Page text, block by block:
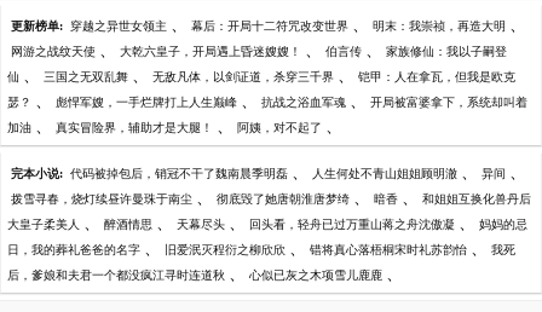
更新榜单: 穿越之异世女领主 、 幕后：开局十二符咒改变世界 、 明末：我崇祯，再造大明 、
网游之战纹天使 、 大乾六皇子，开局遇上昏迷嫂嫂！ 、 伯言传 、 家族修仙：我以子嗣登
仙 、 三国之无双乱舞 、 无敌凡体，以剑证道，杀穿三千界 、 铠甲：人在拿瓦，但我是欧克
瑟？ 、 彪悍军嫂，一手烂牌打上人生巅峰 、 抗战之浴血军魂 、 开局被富婆拿下，系统却叫着
加油 、 真实冒险界，辅助才是大腿！ 、 阿姨，对不起了 、
完本小说: 代码被掉包后，销冠不干了魏南晨季明磊 、 人生何处不青山姐姐顾明澈 、 异间 、
拨雪寻春，烧灯续昼许曼珠于南尘 、 彻底毁了她唐朝淮唐梦绮 、 暗香 、 和姐姐互换化兽丹后
大皇子柔美人 、 醉酒情思 、 天幕尽头 、 回头看，轻舟已过万重山蒋之舟沈傲凝 、 妈妈的忌
日，我的葬礼爸爸的名字 、 旧爱泯灭程衍之柳欣欣 、 错将真心落梧桐宋时礼苏韵怡 、 我死
后，爹娘和夫君一个都没疯江寻时连道秋 、 心似已灰之木项雪儿鹿鹿 、